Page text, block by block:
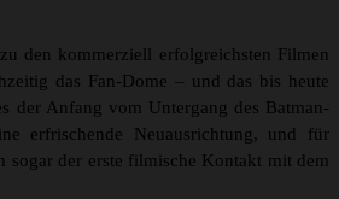
den kommerziell erfolgreichsten Filmen
das Fan-Dome – und das bis heute
der Anfang vom Untergang des Batman-
erfrischende Neuausrichtung, und für
sogar der erste filmische Kontakt mit dem